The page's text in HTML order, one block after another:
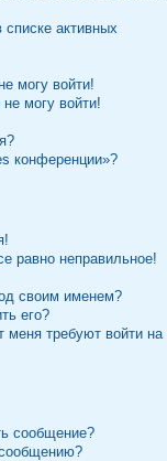
активных
могу войти!
могу войти!
конференции»?
равно неправильное!
своим именем?
его?
меня требуют войти на
сообщение?